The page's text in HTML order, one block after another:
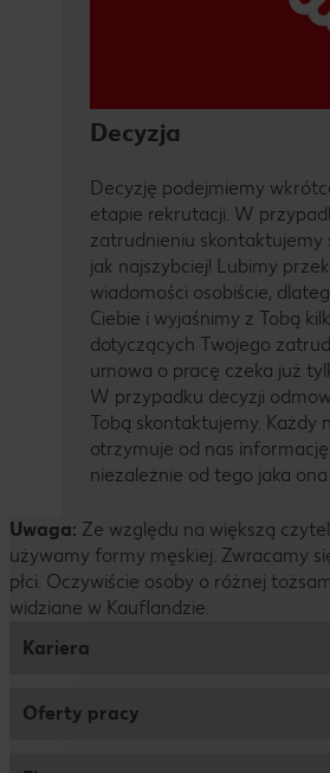
Decyzja
Decyzję podejmiemy
etapie rekrutacji. W
zatrudnieniu skontaktujemy
jak najszybciej! Lubimy
wiadomości osobiście,
Ciebie i wyjaśnimy z Tobą
dotyczących Twojego
umowa o pracę czeka już
W przypadku decyzji
Tobą skontaktujemy. Każdy
otrzymuje od nas
niezależnie od tego jaka ona
Uwaga: Ze względu na większą
używamy formy męskiej. Zwracamy
płci. Oczywiście osoby o różnej
widziane w Kauflandzie.
Kariera
Praca w markecie
Oferty pracy